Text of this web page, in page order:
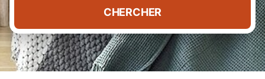
CHERCHER